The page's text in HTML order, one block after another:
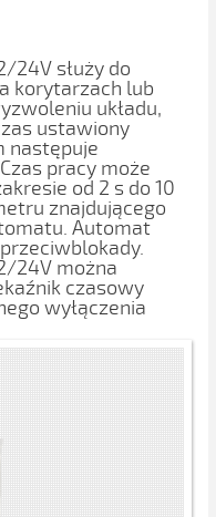
24V służy do
korytarzach lub
układu,
ustawiony
następuje
pracy może
od 2 s do 10
znajdującego
Automat
24V można
czasowy
wyłączenia